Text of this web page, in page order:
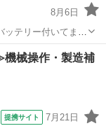
8月6日
テリー付いてませ
。 リモコン付きで
いします。
械操作・製造補
提携サイト 7月21日